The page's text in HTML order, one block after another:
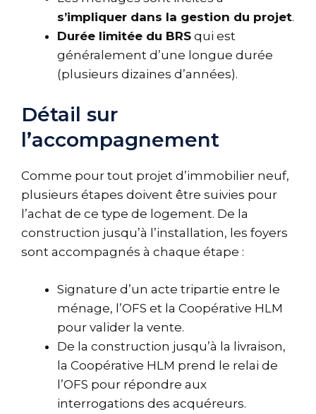
s’impliquer dans la gestion du projet.
Durée limitée du BRS qui est
généralement d’une longue durée
(plusieurs dizaines d’années).
Détail sur
l’accompagnement
Comme pour tout projet d’immobilier neuf,
plusieurs étapes doivent être suivies pour
l’achat de ce type de logement. De la
construction jusqu’à l’installation, les foyers
sont accompagnés à chaque étape :
Signature d’un acte tripartie entre le
ménage, l’OFS et la Coopérative HLM
pour valider la vente.
De la construction jusqu’à la livraison,
la Coopérative HLM prend le relai de
l’OFS pour répondre aux
interrogations des acquéreurs.